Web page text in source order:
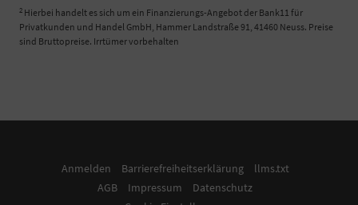
2 Hierbei handelt es sich um ein Finanzierungs-Angebot der Bank11 für
Privatkunden und Handel GmbH, Hammer Landstraße 91, 41460 Neuss. Preise
sind Bruttopreise. Irrtümer vorbehalten
Anmelden Barrierefreiheitserklärung
llms.txt
AGB
Impressum
Datenschutz